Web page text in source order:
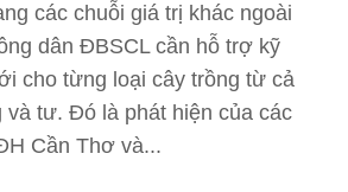
các chuỗi giá trị khác ngoài
dân ĐBSCL cần hỗ trợ kỹ
cho từng loại cây trồng từ cả
và tư. Đó là phát hiện của các
Cần Thơ và...